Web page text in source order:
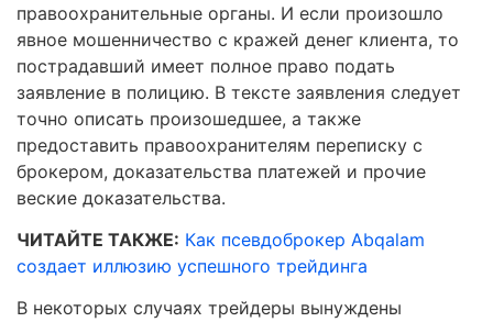
правоохранительные органы. И если произошло
явное мошенничество с кражей денег клиента, то
пострадавший имеет полное право подать
заявление в полицию. В тексте заявления следует
точно описать произошедшее, а также
предоставить правоохранителям переписку с
брокером, доказательства платежей и прочие
веские доказательства.
ЧИТАЙТЕ ТАКЖЕ: Как псевдоброкер Abqalam
создает иллюзию успешного трейдинга
В некоторых случаях трейдеры вынуждены